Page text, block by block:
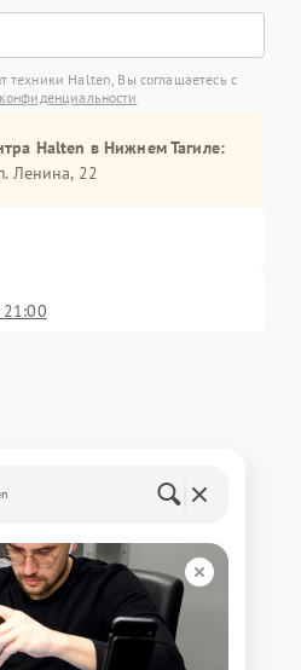
техники Halten, Вы соглашаетесь с
Halten в Нижнем Тагиле:
Ленина, 22